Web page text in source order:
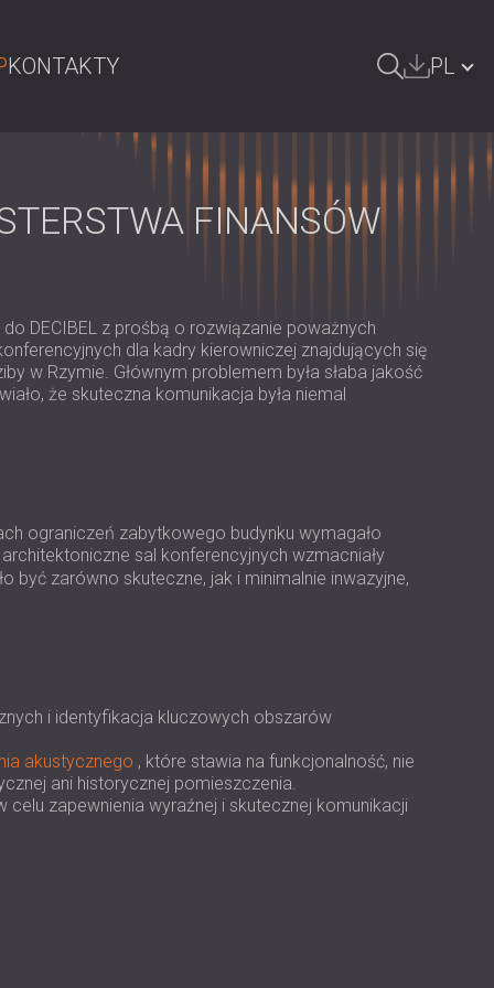
KONTAKTY PL
GREAT BRITAIN | GB
DEUTSCHLAND | DE
SRBIJA | RS
ROMÂNIA | RO
SOUTH AFRICA | ZA
FINANSÓW
DECIBEL z prośbą o rozwiązanie poważnych
dla kadry kierowniczej znajdujących się
w Rzymie. Głównym problemem była słaba jakość
że skuteczna komunikacja była niemal
ograniczeń zabytkowego budynku wymagało
architektoniczne sal konferencyjnych wzmacniały
być zarówno skuteczne, jak i minimalnie inwazyjne,
i identyfikacja kluczowych obszarów
akustycznego , które stawia na funkcjonalność, nie
ani historycznej pomieszczenia.
zapewnienia wyraźnej i skutecznej komunikacji
akustyki w salach konferencyjnych